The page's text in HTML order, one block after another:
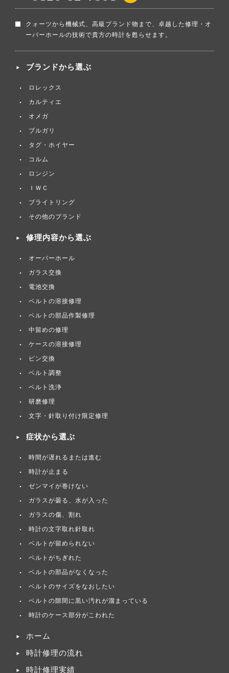
クォーツから機械式、高級ブランド物まで、卓越した修理・オ
ーバーホールの技術で貴方の時計を甦らせます。
ブランドから選ぶ
ロレックス
カルティエ
オメガ
ブルガリ
タグ・ホイヤー
コルム
ロンジン
ＩＷＣ
ブライトリング
その他のブランド
修理内容から選ぶ
オーバーホール
ガラス交換
電池交換
ベルトの溶接修理
ベルトの部品作製修理
中留めの修理
ケースの溶接修理
ピン交換
ベルト調整
ベルト洗浄
研磨修理
文字・針取り付け限定修理
症状から選ぶ
時間が遅れるまたは進む
時計が止まる
ゼンマイが巻けない
ガラスが曇る、水が入った
ガラスの傷、割れ
時計の文字取れ針取れ
ベルトが留められない
ベルトがちぎれた
ベルトの部品がなくなった
ベルトのサイズをなおしたい
ベルトの隙間に黒い汚れが溜まっている
時計のケース部分がこわれた
ホーム
時計修理の流れ
時計修理実績